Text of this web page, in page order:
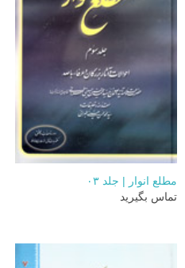
مطلع انوار | جلد ۰۳
تماس بگیرید